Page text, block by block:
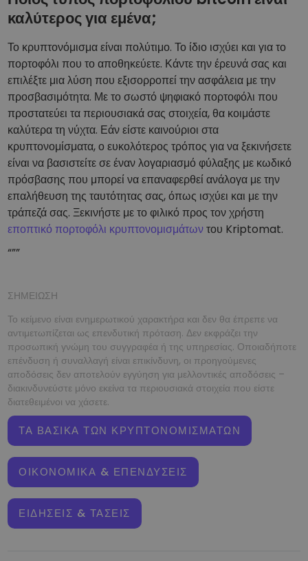
καλύτερος για εμένα;
Το κρυπτονόμισμα είναι πολύτιμο. Το ίδιο ισχύει και για το
πορτοφόλι που το αποθηκεύετε. Κάντε την έρευνά σας και
επιλέξτε μια λύση που εξισορροπεί την ασφάλεια με την
προσβασιμότητα. Με το σωστό ψηφιακό πορτοφόλι που
προστατεύει τα περιουσιακά σας στοιχεία, θα κοιμάστε
καλύτερα τη νύχτα. Εάν είστε καινούριοι στα
κρυπτονομίσματα, ο ευκολότερος τρόπος για να ξεκινήσετε
είναι να βασιστείτε σε έναν λογαριασμό φύλαξης με κωδικό
πρόσβασης που μπορεί να επαναφερθεί ανάλογα με την
επαλήθευση της ταυτότητας σας, όπως ισχύει και με την
τράπεζά σας. Ξεκινήστε με το φιλικό προς τον χρήστη
εποπτικό πορτοφόλι κρυπτονομισμάτωντου Kriptomat.
“””
ΣΗΜΕΙΩΣΗ
Το κείμενο είναι ενημερωτικού χαρακτήρα και δεν θα έπρεπε να
αντιμετωπίζεται ως επενδυτική πρόταση. Δεν εκφράζει την
προσωπική γνώμη του συγγραφέα ή της υπηρεσίας. Οποιαδήποτε
επένδυση ή συναλλαγή είναι επικίνδυνη, οι προηγούμενες
αποδόσεις δεν αποτελούν εγγύηση για μελλοντικές αποδόσεις –
διακινδυνεύστε μόνο εκείνα τα περιουσιακά στοιχεία που είστε
διατεθειμένοι να χάσετε.
ΤΑ ΒΑΣΙΚΆ ΤΩΝ ΚΡΥΠΤΟΝΟΜΙΣΜΆΤΩΝ
ΟΙΚΟΝΟΜΙΚΆ & ΕΠΕΝΔΎΣΕΙΣ
ΕΙΔΉΣΕΙΣ & ΤΆΣΕΙΣ